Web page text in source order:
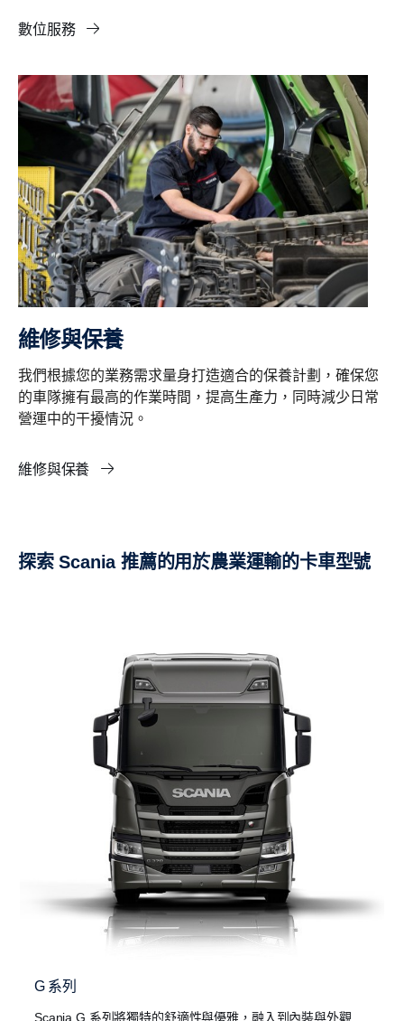
數位服務
維修與保養
我們根據您的業務需求量身打造適合的保養計劃，確保您
的車隊擁有最高的作業時間，提高生產力，同時減少日常
營運中的干擾情況。
維修與保養
探索 Scania 推薦的用於農業運輸的卡車型號
G 系列
Scania G 系列將獨特的舒適性與優雅，融入到內裝與外觀